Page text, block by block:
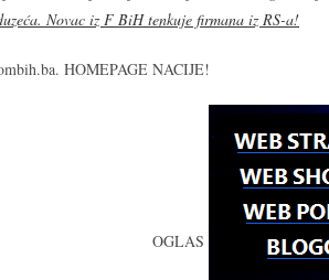
Novac iz F BiH tenkuje firmana iz RS-a!
HOMEPAGE NACIJE!
OGLAS